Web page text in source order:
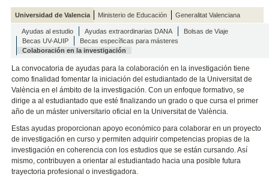
Universidad de Valencia Ministerio de Educación Generalitat Valenciana
Ayudas al estudio Ayudas extraordinarias DANA
Bolsas de Viaje
Becas UV-AUIP
Becas específicas para másteres
Colaboración en la investigación
La convocatoria de ayudas para la colaboración en la investigación tiene
como finalidad fomentar la iniciación del estudiantado de la Universitat de
València en el ámbito de la investigación. Con un enfoque formativo, se
dirige a al estudiantado que esté finalizando un grado o que cursa el primer
año de un máster universitario oficial en la Universitat de València.
Estas ayudas proporcionan apoyo económico para colaborar en un proyecto
de investigación en curso y permiten adquirir competencias propias de la
investigación en coherencia con los estudios que se están cursando. Así
mismo, contribuyen a orientar al estudiantado hacia una posible futura
trayectoria profesional o investigadora.